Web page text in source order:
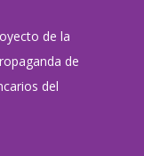
de la
de
del